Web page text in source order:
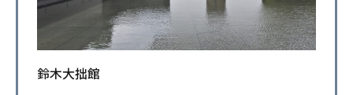
鈴木大拙館